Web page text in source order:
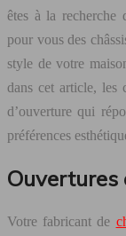
êtes à la recherche
pour vous des
style de votre
dans cet article, les
d’ouverture qui
préférences
Votre fabricant de